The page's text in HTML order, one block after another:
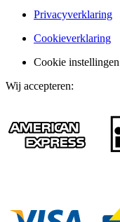
Privacyverklaring
Cookieverklaring
Cookie instellingen
Wij accepteren: